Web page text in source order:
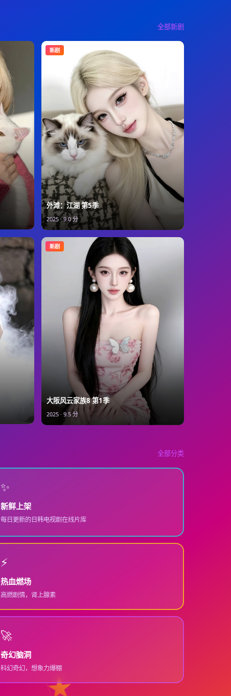
全部新剧
新剧
外滩：江湖 第5季
2025·9.0分
新剧
大阪风云家族8 第1季
2025· 9.5分
全部分类
✨
新鲜上架
每日更新的日韩电视剧在线片库
⚡
热血燃场
高燃剧情，肾上腺素
🚀
奇幻脑洞
科幻奇幻，想象力爆棚